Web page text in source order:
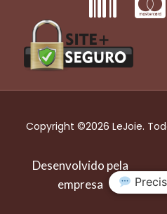
Copyright ©2026 LeJoie.
Desenvolvido pela
empresa